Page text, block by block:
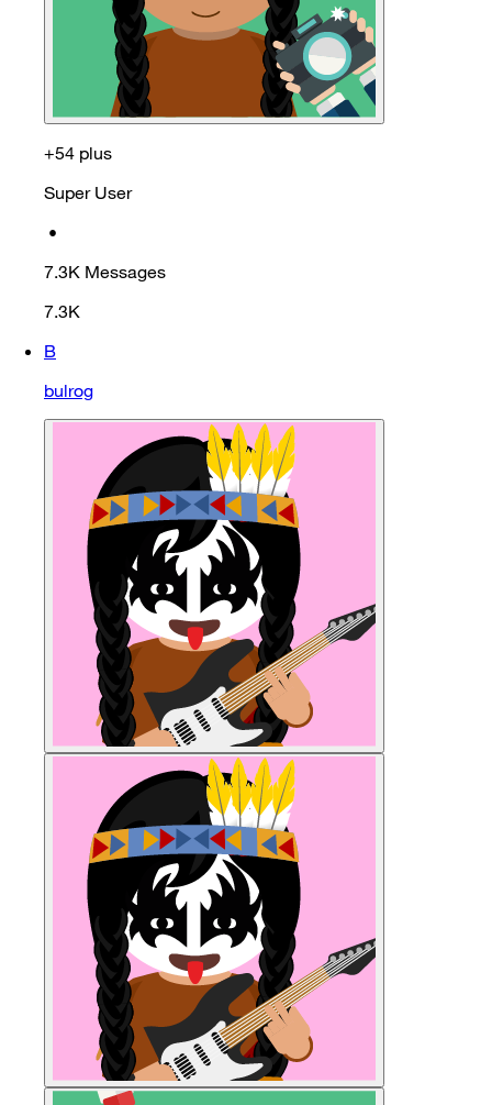
+54 plus
Super User
•
7.3K Messages
7.3K
B
bulrog